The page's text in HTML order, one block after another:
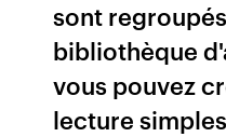
sont
bibliothèque
vous pouvez
lecture